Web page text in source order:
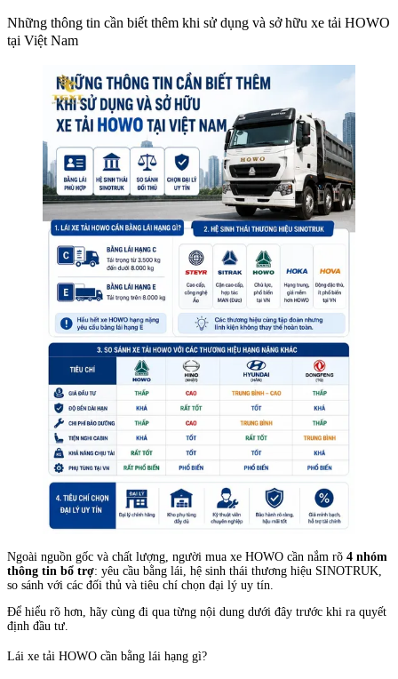
Những thông tin cần biết thêm khi sử dụng và sở hữu xe tải HOWO
tại Việt Nam
Ngoài nguồn gốc và chất lượng, người mua xe HOWO cần nắm rõ 4 nhóm
thông tin bổ trợ: yêu cầu bằng lái, hệ sinh thái thương hiệu SINOTRUK,
so sánh với các đối thủ và tiêu chí chọn đại lý uy tín.
Để hiểu rõ hơn, hãy cùng đi qua từng nội dung dưới đây trước khi ra quyết
định đầu tư.
Lái xe tải HOWO cần bằng lái hạng gì?